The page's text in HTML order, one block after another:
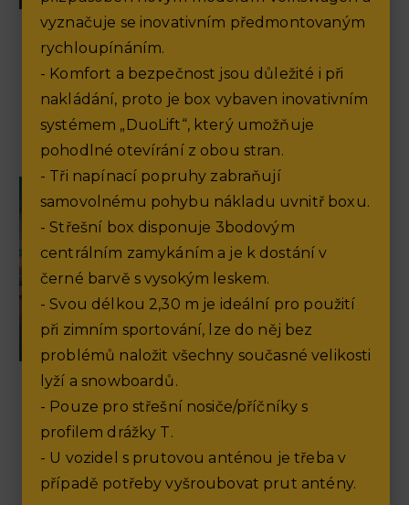
Výprodej skladu Volkswagen
13.5.2026
skvělé ceny.
Ceny, které vás posadí za volant
Akce od Volkswagen Užitkové vozy - Caddy, Transpoter,
Crafter, ID.Buzz Cargo... Ceny, které byste nečekali.
vyznačuje se inovativním předmontovaným
rychloupínáním.
- Komfort a bezpečnost jsou důležité i při
nakládání, proto je box vybaven inovativním
systémem „DuoLift“, který umožňuje
pohodlné otevírání z obou stran.
- Tři napínací popruhy zabraňují
samovolnému pohybu nákladu uvnitř boxu.
- Střešní box disponuje 3bodovým
centrálním zamykáním a je k dostání v
černé barvě s vysokým leskem.
- Svou délkou 2,30 m je ideální pro použití
při zimním sportování, lze do něj bez
problémů naložit všechny současné velikosti
lyží a snowboardů.
- Pouze pro střešní nosiče/příčníky s
profilem drážky T.
- U vozidel s prutovou anténou je třeba v
případě potřeby vyšroubovat prut antény.